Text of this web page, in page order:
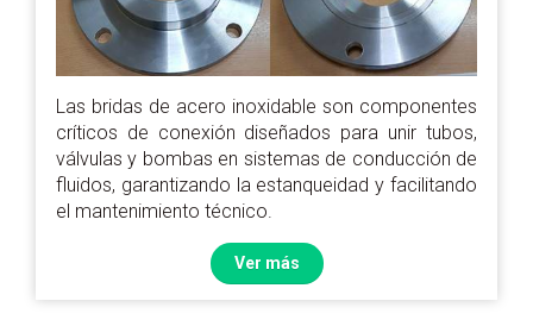
Las bridas de acero inoxidable son componentes
críticos de conexión diseñados para unir tubos,
válvulas y bombas en sistemas de conducción de
fluidos, garantizando la estanqueidad y facilitando
el mantenimiento técnico.
Ver más